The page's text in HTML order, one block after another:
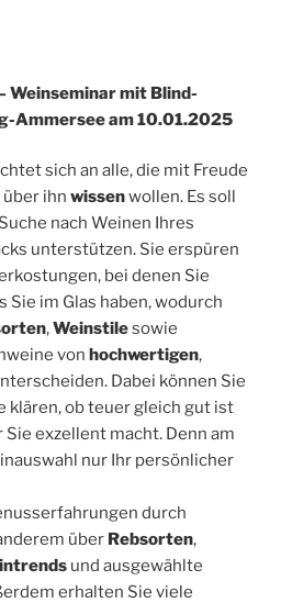
Weinseminar mit Blind-
Ammersee am 10.01.2025
sich an alle, die mit Freude
ihn wissenwollen. Es soll
nach Weinen Ihres
unterstützen. Sie erspüren
bei denen Sie
Sie im Glas haben, wodurch
,Weinstilesowie
von hochwertigen,
Dabei können Sie
klären, ob teuer gleich gut ist
exzellent macht. Denn am
nur Ihr persönlicher
durch
über Rebsorten,
und ausgewählte
erhalten Sie viele